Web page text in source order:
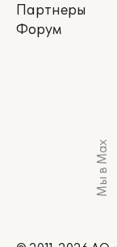
Партнеры
Форум
Мы в Max